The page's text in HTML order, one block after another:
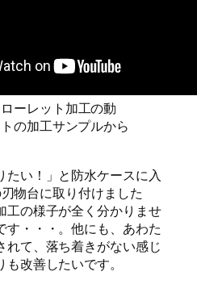
ーレット加工の動
の加工サンプルから
たい！」と防水ケースに入
物台に取り付けました
工の様子が全く分かりませ
す・・・。他にも、あわた
れて、落ち着きがない感じ
改善したいです。